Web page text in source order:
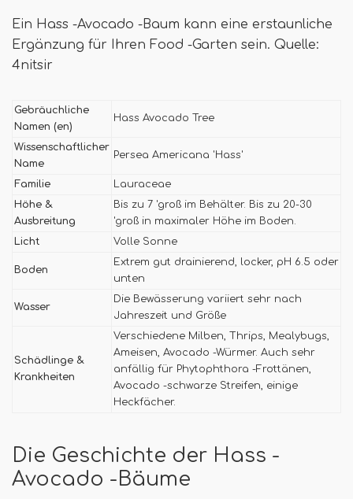
Ein Hass -Avocado -Baum kann eine erstaunliche
Ergänzung für Ihren Food -Garten sein. Quelle:
4nitsir
Gebräuchliche
Namen (en)
Hass Avocado Tree
Wissenschaftlicher
Name
Persea Americana 'Hass'
Familie
Lauraceae
Höhe &
Ausbreitung
Bis zu 7 'groß im Behälter. Bis zu 20-30
'groß in maximaler Höhe im Boden.
Licht
Volle Sonne
Boden
Extrem gut drainierend, locker, pH 6.5 oder
unten
Wasser
Die Bewässerung variiert sehr nach
Jahreszeit und Größe
Schädlinge &
Krankheiten
Verschiedene Milben, Thrips, Mealybugs,
Ameisen, Avocado -Würmer. Auch sehr
anfällig für Phytophthora -Frottänen,
Avocado -schwarze Streifen, einige
Heckfächer.
Die Geschichte der Hass -
Avocado -Bäume